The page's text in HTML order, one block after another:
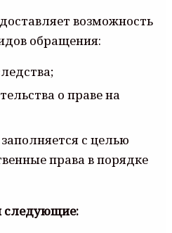
возможность
обращения:
о праве на
с целью
права в порядке
следующие: